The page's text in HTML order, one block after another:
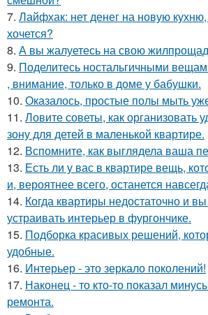
7. Лайфхак: нет денег на новую
хочется?
8. А вы жалуетесь на свою
9. Поделитесь ностальгичными
, внимание, только в доме у бабушки.
10. Оказалось, простые полы мыть
11. Ловите советы, как организовать
зону для детей в маленькой квартире.
12. Вспомните, как выглядела ваша
13. Есть ли у вас в квартире вещь,
и, вероятнее всего, останется
14. Когда квартиры недостаточно и
устраивать интерьер в фургончике.
15. Подборка красивых решений,
удобные.
16. Интерьер - это зеркало поколений!
17. Наконец - то кто-то показал
ремонта.